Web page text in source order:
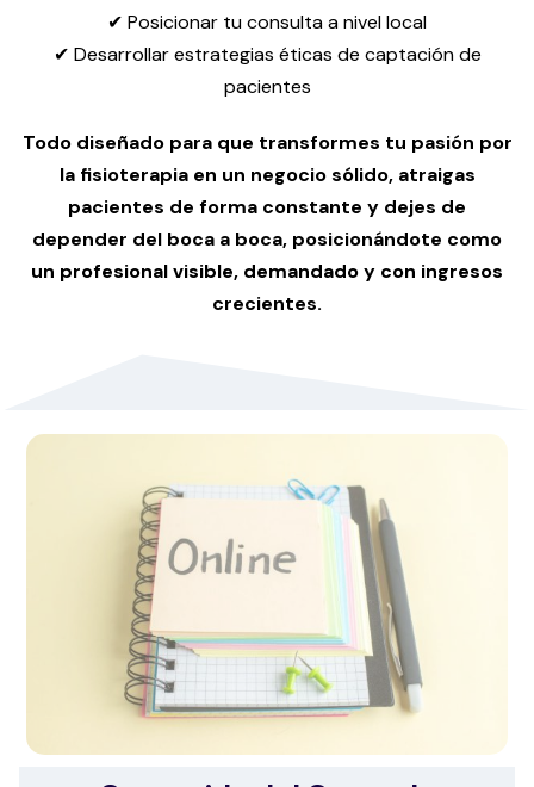
✔ Posicionar tu consulta a nivel local
✔ Desarrollar estrategias éticas de captación de
pacientes
Todo diseñado para que transformes tu pasión por
la fisioterapia en un negocio sólido, atraigas
pacientes de forma constante y dejes de
depender del boca a boca, posicionándote como
un profesional visible, demandado y con ingresos
crecientes.